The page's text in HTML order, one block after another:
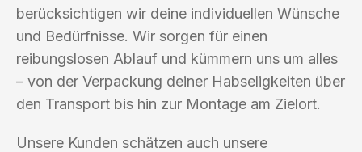
berücksichtigen wir deine individuellen Wünsche
und Bedürfnisse. Wir sorgen für einen
reibungslosen Ablauf und kümmern uns um alles
– von der Verpackung deiner Habseligkeiten über
den Transport bis hin zur Montage am Zielort.
Unsere Kunden schätzen auch unsere